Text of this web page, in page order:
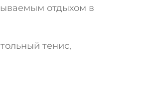
отдыхом в
тенис,